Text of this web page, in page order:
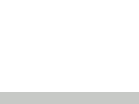
Vario-Summilux
Leica D-Lux 8